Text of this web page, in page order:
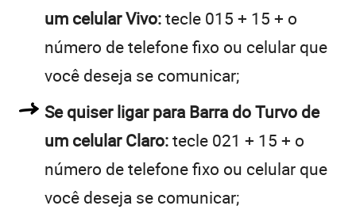
um celular Vivo:tecle 015 + 15 + o
número de telefone fixo ou celular que
você deseja se comunicar;
Se quiser ligar para Barra do Turvo de
um celular Claro:tecle 021 + 15 + o
número de telefone fixo ou celular que
você deseja se comunicar;